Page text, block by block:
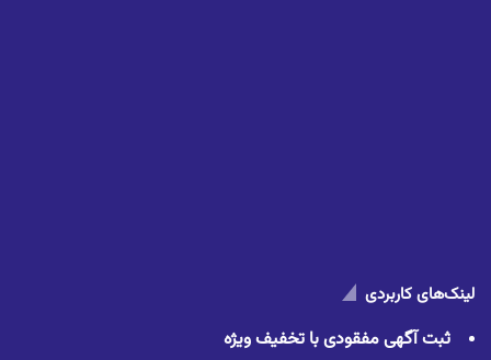
لینک‌های کاربردی
ثبت آگهی مفقودی با تخفیف ویژه